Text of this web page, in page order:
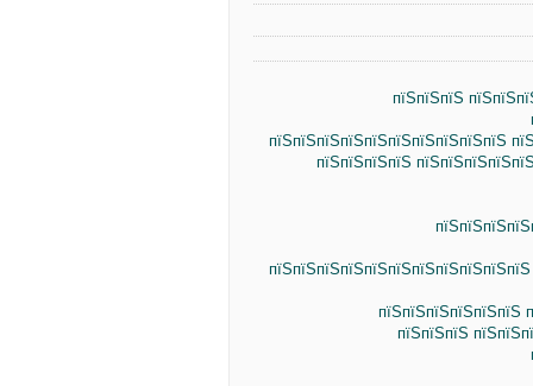
пїЅпїЅпїЅ
пїЅпїЅпїЅпїЅпїЅпїЅпїЅпїЅпїЅпїЅ
пїЅпїЅпїЅпїЅ
пїЅпїЅпїЅпїЅпїЅпїЅ
пїЅпїЅпїЅ